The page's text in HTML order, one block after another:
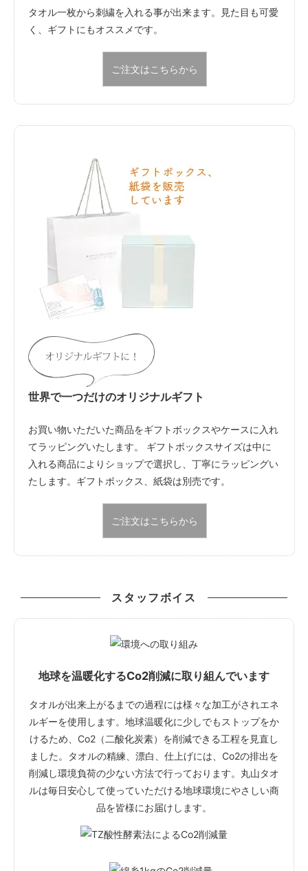
タオル一枚から刺繍を入れる事が出来ます。見た目も可愛
く、ギフトにもオススメです。
ご注文はこちらから
世界で一つだけのオリジナルギフト
お買い物いただいた商品をギフトボックスやケースに入れ
てラッピングいたします。 ギフトボックスサイズは中に
入れる商品によりショップで選択し、丁寧にラッピングい
たします。ギフトボックス、紙袋は別売です。
ご注文はこちらから
スタッフボイス
地球を温暖化するCo2削減に取り組んでいます
タオルが出来上がるまでの過程には様々な加工がされエネ
ルギーを使用します。地球温暖化に少しでもストップをか
けるため、Co2（二酸化炭素）を削減できる工程を見直し
ました。タオルの精練、漂白、仕上げには、Co2の排出を
削減し環境負荷の少ない方法で行っております。丸山タオ
ルは毎日安心して使っていただける地球環境にやさしい商
品を皆様にお届けします。